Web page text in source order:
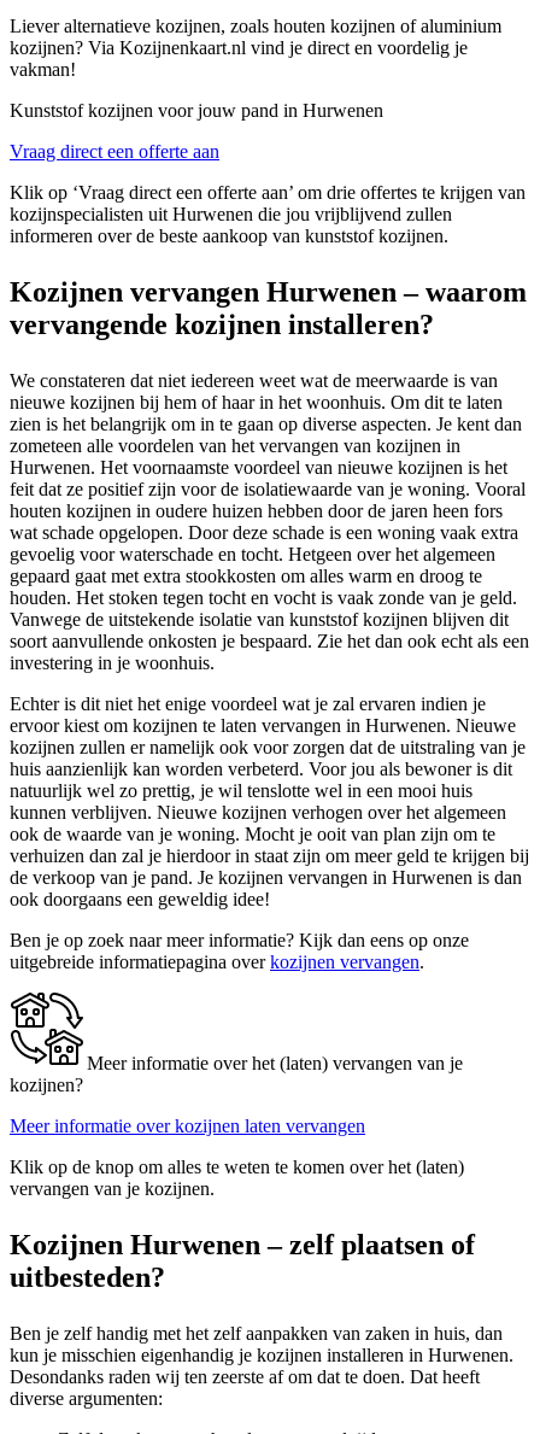
Liever alternatieve kozijnen, zoals houten kozijnen of aluminium
kozijnen? Via Kozijnenkaart.nl vind je direct en voordelig je
vakman!
Kunststof kozijnen voor jouw pand in Hurwenen
Vraag direct een offerte aan
Klik op ‘Vraag direct een offerte aan’ om drie offertes te krijgen van
kozijnspecialisten uit Hurwenen die jou vrijblijvend zullen
informeren over de beste aankoop van kunststof kozijnen.
Kozijnen vervangen Hurwenen – waarom
vervangende kozijnen installeren?
We constateren dat niet iedereen weet wat de meerwaarde is van
nieuwe kozijnen bij hem of haar in het woonhuis. Om dit te laten
zien is het belangrijk om in te gaan op diverse aspecten. Je kent dan
zometeen alle voordelen van het vervangen van kozijnen in
Hurwenen. Het voornaamste voordeel van nieuwe kozijnen is het
feit dat ze positief zijn voor de isolatiewaarde van je woning. Vooral
houten kozijnen in oudere huizen hebben door de jaren heen fors
wat schade opgelopen. Door deze schade is een woning vaak extra
gevoelig voor waterschade en tocht. Hetgeen over het algemeen
gepaard gaat met extra stookkosten om alles warm en droog te
houden. Het stoken tegen tocht en vocht is vaak zonde van je geld.
Vanwege de uitstekende isolatie van kunststof kozijnen blijven dit
soort aanvullende onkosten je bespaard. Zie het dan ook echt als een
investering in je woonhuis.
Echter is dit niet het enige voordeel wat je zal ervaren indien je
ervoor kiest om kozijnen te laten vervangen in Hurwenen. Nieuwe
kozijnen zullen er namelijk ook voor zorgen dat de uitstraling van je
huis aanzienlijk kan worden verbeterd. Voor jou als bewoner is dit
natuurlijk wel zo prettig, je wil tenslotte wel in een mooi huis
kunnen verblijven. Nieuwe kozijnen verhogen over het algemeen
ook de waarde van je woning. Mocht je ooit van plan zijn om te
verhuizen dan zal je hierdoor in staat zijn om meer geld te krijgen bij
de verkoop van je pand. Je kozijnen vervangen in Hurwenen is dan
ook doorgaans een geweldig idee!
Ben je op zoek naar meer informatie? Kijk dan eens op onze
uitgebreide informatiepagina overkozijnen vervangen.
Meer informatie over het (laten) vervangen van je
kozijnen?
Meer informatie over kozijnen laten vervangen
Klik op de knop om alles te weten te komen over het (laten)
vervangen van je kozijnen.
Kozijnen Hurwenen – zelf plaatsen of
uitbesteden?
Ben je zelf handig met het zelf aanpakken van zaken in huis, dan
kun je misschien eigenhandig je kozijnen installeren in Hurwenen.
Desondanks raden wij ten zeerste af om dat te doen. Dat heeft
diverse argumenten: